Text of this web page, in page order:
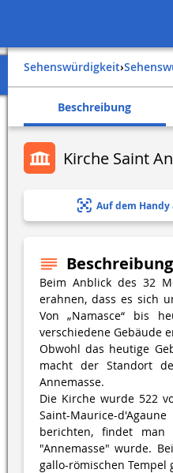
Sehenswürdigkeit›
Beschreibung
Kirche Saint
Auf dem Handy
Beschreibung
Beim Anblick des 32
erahnen, dass es sich
Von „Namasce“ bis
verschiedene Gebäude
Obwohl das heutige
macht der Standort
Annemasse.
Die Kirche wurde 522
Saint-Maurice-
berichten, findet
"Annemasse" wurde.
gallo-römischen Tempel